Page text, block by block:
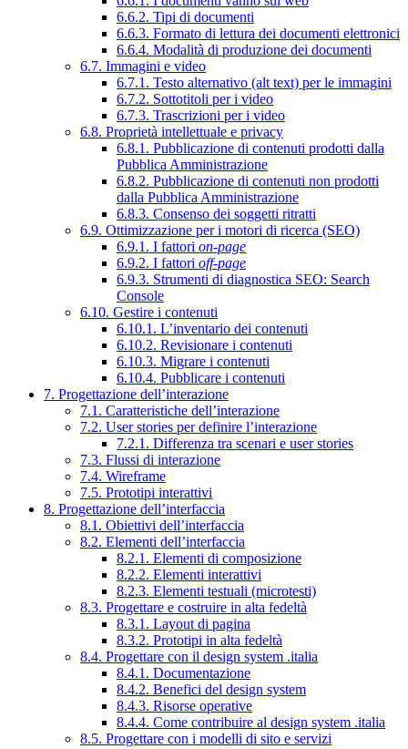
6.6.2. Tipi di documenti
6.6.3. Formato di lettura dei documenti elettronici
6.6.4. Modalità di produzione dei documenti
6.7. Immagini e video
6.7.1. Testo alternativo (alt text) per le immagini
6.7.2. Sottotitoli per i video
6.7.3. Trascrizioni per i video
6.8. Proprietà intellettuale e privacy
6.8.1. Pubblicazione di contenuti prodotti dalla
Pubblica Amministrazione
6.8.2. Pubblicazione di contenuti non prodotti
dalla Pubblica Amministrazione
6.8.3. Consenso dei soggetti ritratti
6.9. Ottimizzazione per i motori di ricerca (SEO)
6.9.1. I fattori on-page
6.9.2. I fattori off-page
6.9.3. Strumenti di diagnostica SEO: Search
Console
6.10. Gestire i contenuti
6.10.1. L’inventario dei contenuti
6.10.2. Revisionare i contenuti
6.10.3. Migrare i contenuti
6.10.4. Pubblicare i contenuti
7. Progettazione dell’interazione
7.1. Caratteristiche dell’interazione
7.2. User stories per definire l’interazione
7.2.1. Differenza tra scenari e user stories
7.3. Flussi di interazione
7.4. Wireframe
7.5. Prototipi interattivi
8. Progettazione dell’interfaccia
8.1. Obiettivi dell’interfaccia
8.2. Elementi dell’interfaccia
8.2.1. Elementi di composizione
8.2.2. Elementi interattivi
8.2.3. Elementi testuali (microtesti)
8.3. Progettare e costruire in alta fedeltà
8.3.1. Layout di pagina
8.3.2. Prototipi in alta fedeltà
8.4. Progettare con il design system .italia
8.4.1. Documentazione
8.4.2. Benefici del design system
8.4.3. Risorse operative
8.4.4. Come contribuire al design system .italia
8.5. Progettare con i modelli di sito e servizi